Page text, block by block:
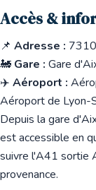
Accès &
📌 Adresse :
🚂 Gare : Gare
✈️ Aéroport :
Aéroport de Lyon-
Depuis la gare
est accessible en
suivre l'A41 sortie
provenance.